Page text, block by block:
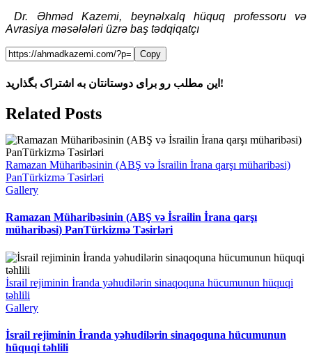
Dr. Əhməd Kazemi, beynəlxalq hüquq professoru və
Avrasiya məsələləri üzrə baş tədqiqatçı
Copy
این مطلب رو برای دوستانتان به اشتراک بگذارید!
Facebook
X
Reddit
LinkedIn
WhatsApp
Telegram
Tumblr
Pinterest
Vk
Xing
Email
Related Posts
Ramazan Müharibəsinin (ABŞ və İsrailin İrana qarşı müharibəsi)
PanTürkizmə Təsirləri
Gallery
Ramazan Müharibəsinin (ABŞ və İsrailin İrana qarşı
müharibəsi) PanTürkizmə Təsirləri
İsrail rejiminin İranda yəhudilərin sinaqoquna hücumunun hüquqi
təhlili
Gallery
İsrail rejiminin İranda yəhudilərin sinaqoquna hücumunun
hüquqi təhlili